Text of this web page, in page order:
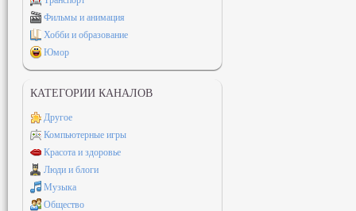
Фильмы и анимация
Хобби и образование
Юмор
КАТЕГОРИИ КАНАЛОВ
Другое
Компьютерные игры
Красота и здоровье
Люди и блоги
Музыка
Общество